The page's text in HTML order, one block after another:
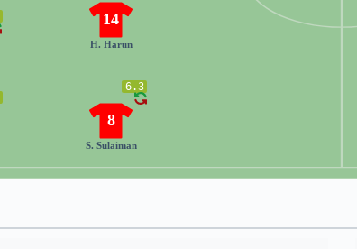
14
H. Harun
6.3
8
S. Sulaiman